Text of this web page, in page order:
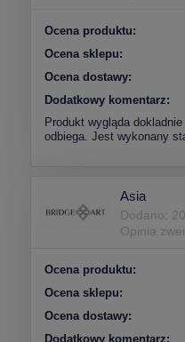
Ocena produktu:
Ocena sklepu:
Ocena dostawy:
Dodatkowy komentarz:
Produkt wygląda
odbiega. Jest wykonany
Asia
Dodano:
Opinia
Ocena produktu:
Ocena sklepu:
Ocena dostawy:
Dodatkowy komentarz: